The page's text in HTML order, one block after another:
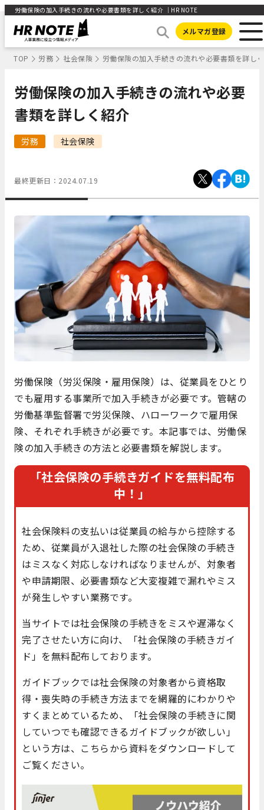
労働保険の加入手続きの流れや必要書類を詳しく紹介 ｜HR NOTE
メルマガ登録
TOP 労務 社会保険 労働保険の加入手続きの流れや必要書類を詳し
労働保険の加入手続きの流れや必要
書類を詳しく紹介
労務 社会保険
最終更新日： 2024.07.19
労働保険（労災保険・雇用保険）は、従業員をひとり
でも雇用する事業所で加入手続きが必要です。管轄の
労働基準監督署で労災保険、ハローワークで雇用保
険、それぞれ手続きが必要です。本記事では、労働保
険の加入手続きの方法と必要書類を解説します。
「社会保険の手続きガイドを無料配布
中！」
社会保険料の支払いは従業員の給与から控除する
ため、従業員が入退社した際の社会保険の手続き
はミスなく対応しなければなりませんが、対象者
や申請期限、必要書類など大変複雑で漏れやミス
が発生しやすい業務です。
当サイトでは社会保険の手続きをミスや遅滞なく
完了させたい方に向け、「社会保険の手続きガイ
ド」を無料配布しております。
ガイドブックでは社会保険の対象者から資格取
得・喪失時の手続き方法までを網羅的にわかりや
すくまとめているため、「社会保険の手続きに関
していつでも確認できるガイドブックが欲しい」
という方は、こちらから資料をダウンロードして
ご覧ください。